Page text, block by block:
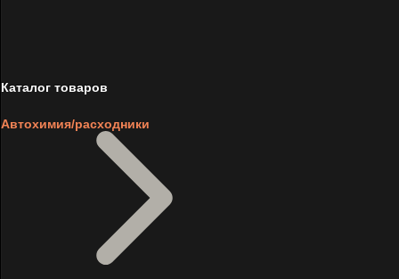
Каталог товаров
Автохимия/расходники